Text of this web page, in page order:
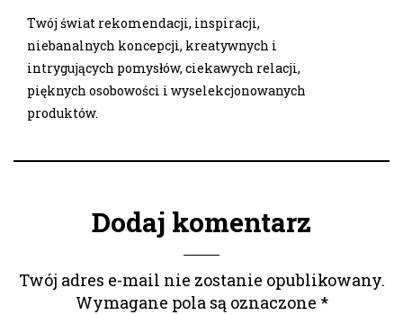
Twój świat rekomendacji, inspiracji,
niebanalnych koncepcji, kreatywnych i
intrygujących pomysłów, ciekawych relacji,
pięknych osobowości i wyselekcjonowanych
produktów.
Dodaj komentarz
Twój adres e-mail nie zostanie opublikowany.
Wymagane pola są oznaczone *